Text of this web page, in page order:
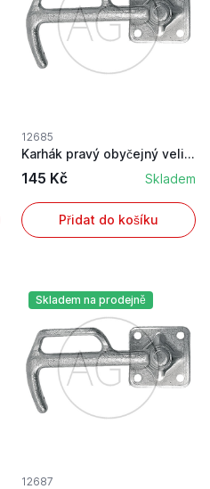
12685
Karhák pravý obyčejný velikost 0
145 Kč Skladem
Přidat do košíku
Skladem na prodejně
12687